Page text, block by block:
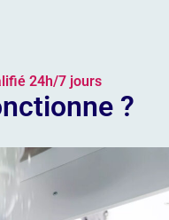
24h/7 jours
?